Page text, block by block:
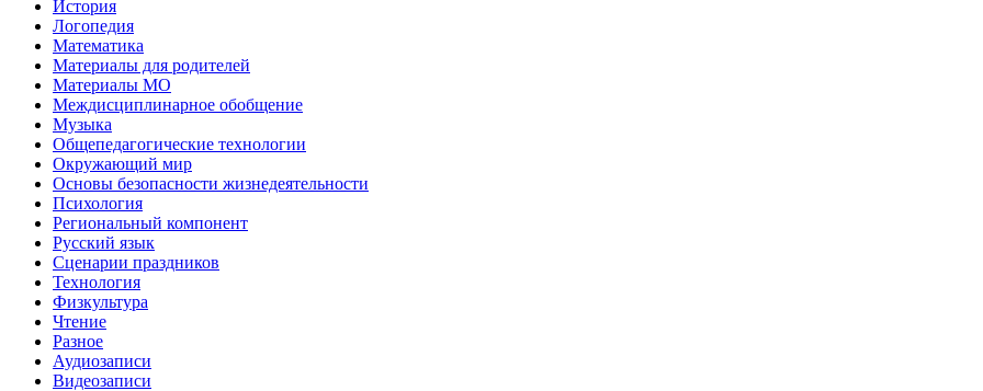
История
Логопедия
Математика
Материалы для родителей
Материалы МО
Междисциплинарное обобщение
Музыка
Общепедагогические технологии
Окружающий мир
Основы безопасности жизнедеятельности
Психология
Региональный компонент
Русский язык
Сценарии праздников
Технология
Физкультура
Чтение
Разное
Аудиозаписи
Видеозаписи